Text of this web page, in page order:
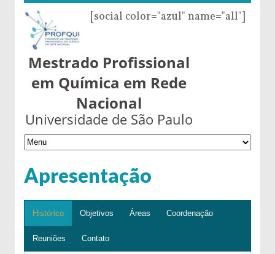
[social color="azul" name="all"]
Mestrado Profissional
em Química em Rede
Nacional
Universidade de São Paulo
Apresentação
Histórico Objetivos Áreas Coordenação
Reuniões Contato